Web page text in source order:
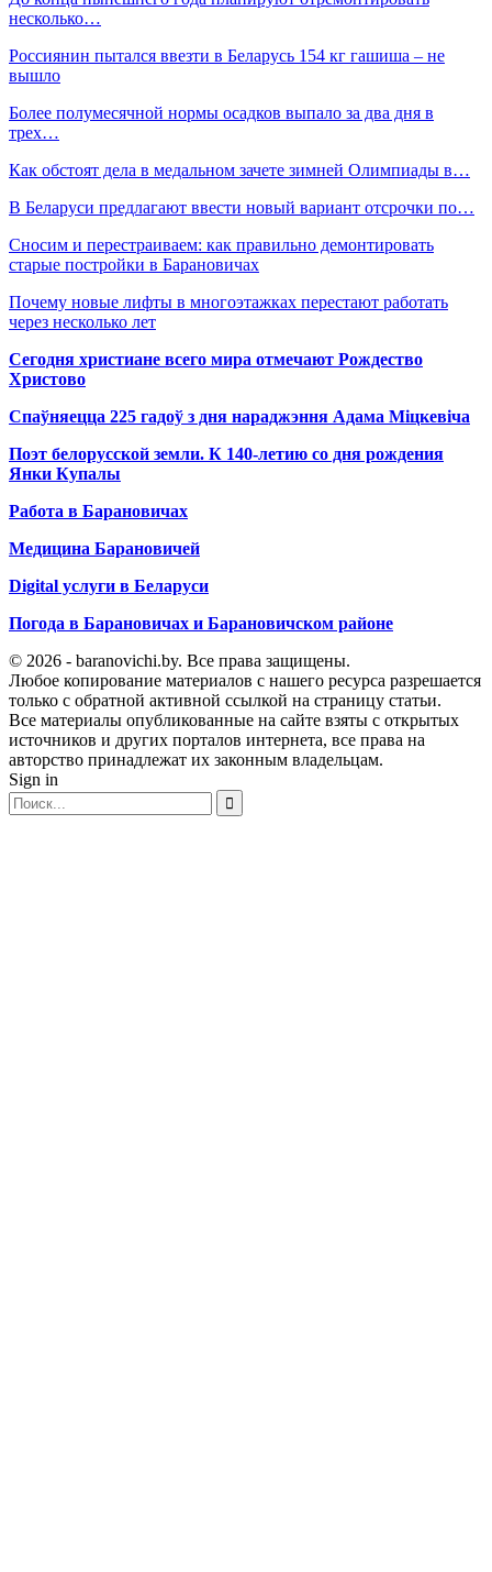
несколько…
Россиянин пытался ввезти в Беларусь 154 кг гашиша – не
вышло
Более полумесячной нормы осадков выпало за два дня в
трех…
Как обстоят дела в медальном зачете зимней Олимпиады в…
В Беларуси предлагают ввести новый вариант отсрочки по…
Сносим и перестраиваем: как правильно демонтировать
старые постройки в Барановичах
Почему новые лифты в многоэтажках перестают работать
через несколько лет
Сегодня христиане всего мира отмечают Рождество
Христово
Спаўняецца 225 гадоў з дня нараджэння Адама Міцкевіча
Поэт белорусской земли. К 140-летию со дня рождения
Янки Купалы
Работа в Барановичах
Медицина Барановичей
Digital услуги в Беларуси
Погода в Барановичах и Барановичском районе
© 2026 - baranovichi.by. Все права защищены.
Любое копирование материалов с нашего ресурса разрешается
только с обратной активной ссылкой на страницу статьи.
Все материалы опубликованные на сайте взяты с открытых
источников и других порталов интернета, все права на
авторство принадлежат их законным владельцам.
Sign in